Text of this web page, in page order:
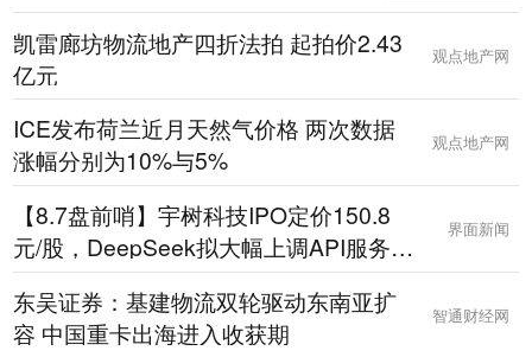
凯雷廊坊物流地产四折法拍 起拍价2.43
亿元
观点地产网
ICE发布荷兰近月天然气价格 两次数据
涨幅分别为10%与5%
观点地产网
【8.7盘前哨】宇树科技IPO定价150.8
元/股，DeepSeek拟大幅上调API服务定
价，国际油价大涨
界面新闻
东吴证券：基建物流双轮驱动东南亚扩
容 中国重卡出海进入收获期
智通财经网